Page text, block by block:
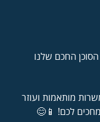
החכם שלנו
מותאמות ועוזר
לכם! 📱😊